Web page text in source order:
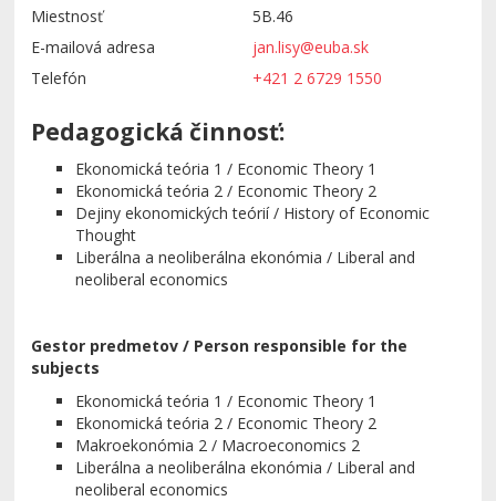
Miestnosť
5B.46
E-mailová adresa
jan.lisy@euba.sk
Telefón
+421 2 6729 1550
Pedagogická činnosť:
Ekonomická teória 1 / Economic Theory 1
Ekonomická teória 2 / Economic Theory 2
Dejiny ekonomických teórií / History of Economic
Thought
Liberálna a neoliberálna ekonómia / Liberal and
neoliberal economics
Gestor predmetov / Person responsible for the
subjects
Ekonomická teória 1 / Economic Theory 1
Ekonomická teória 2 / Economic Theory 2
Makroekonómia 2 / Macroeconomics 2
Liberálna a neoliberálna ekonómia / Liberal and
neoliberal economics